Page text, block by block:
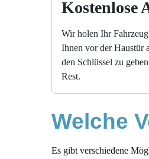
Kostenlose
Wir holen Ihr
Ihnen vor der Haustür
den Schlüssel zu
Rest.
Welche
Es gibt verschiedene